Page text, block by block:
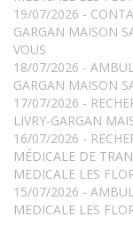
19/07/2026 -
GARGAN MAISON
VOUS
18/07/2026 -
GARGAN MAISON
17/07/2026 -
LIVRY-GARGAN
16/07/2026 -
MÉDICALE DE
MEDICALE LES
15/07/2026 -
MEDICALE LES